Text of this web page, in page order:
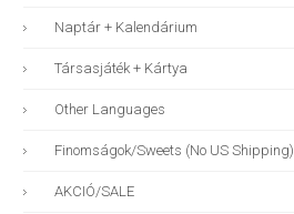
Naptár + Kalendárium
Társasjáték + Kártya
Other Languages
Finomságok/sweets (no US Shipping)
AKCIÓ/SALE